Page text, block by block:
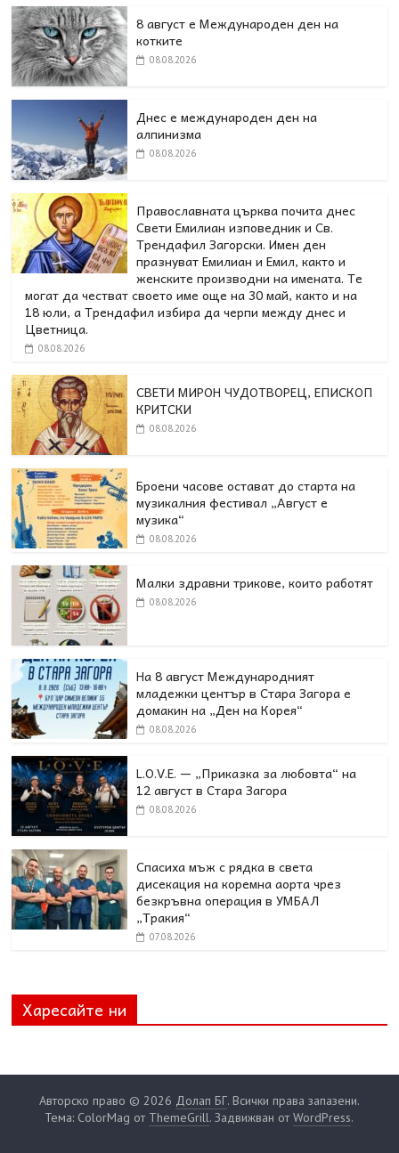
8 август е Международен ден на
котките
08.08.2026
Днес е международен ден на
алпинизма
08.08.2026
Православната църква почита днес
Свети Емилиан изповедник и Св.
Трендафил Загорски. Имен ден
празнуват Емилиан и Емил, както и
женските производни на имената. Те
могат да честват своето име още на 30 май, както и на
18 юли, а Трендафил избира да черпи между днес и
Цветница.
08.08.2026
СВЕТИ МИРОН ЧУДОТВОРЕЦ, ЕПИСКОП
КРИТСКИ
08.08.2026
Броени часове остават до старта на
музикалния фестивал „Август е
музика“
08.08.2026
Малки здравни трикове, които работят
08.08.2026
На 8 август Международният
младежки център в Стара Загора е
домакин на „Ден на Корея“
08.08.2026
L.O.V.E. — „Приказка за любовта“ на
12 август в Стара Загора
08.08.2026
Спасиха мъж с рядка в света
дисекация на коремна аорта чрез
безкръвна операция в УМБАЛ
„Тракия“
07.08.2026
Харесайте ни
Авторско право © 2026 Долап БГ. Всички права запазени.
Тема: ColorMag от ThemeGrill. Задвижван отWordPress.